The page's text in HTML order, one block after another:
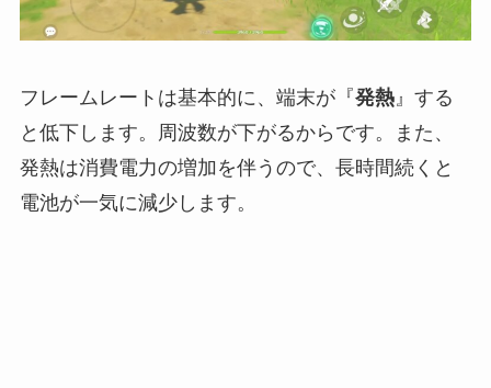
フレームレートは基本的に、端末が『発熱』する
と低下します。周波数が下がるからです。また、
発熱は消費電力の増加を伴うので、長時間続くと
電池が一気に減少します。